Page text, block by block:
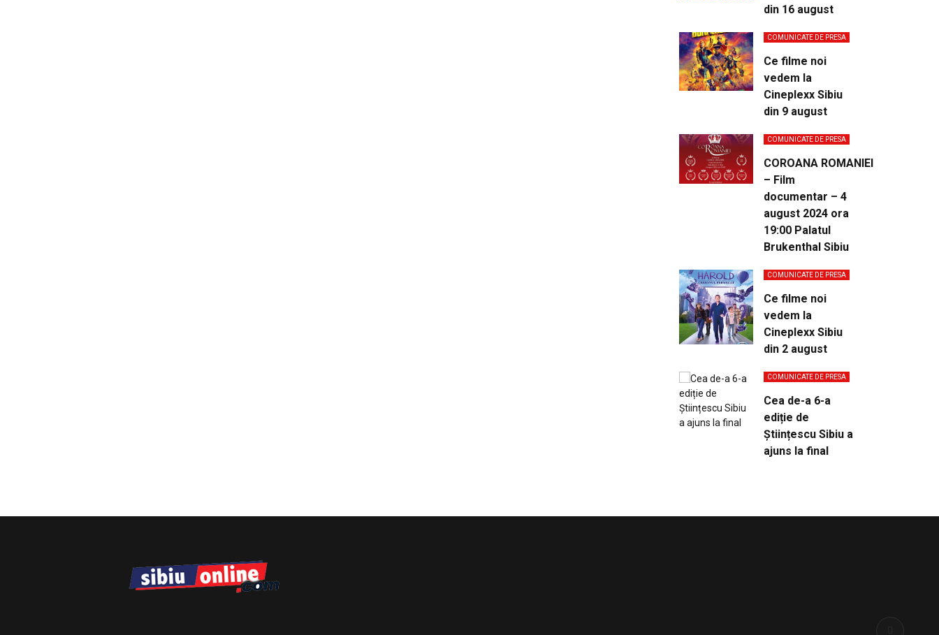
din 16 august
COMUNICATE DE PRESA
Ce filme noi
vedem la
Cineplexx Sibiu
din 9 august
COMUNICATE DE PRESA
COROANA ROMANIEI
– Film
documentar – 4
august 2024 ora
19:00 Palatul
Brukenthal Sibiu
COMUNICATE DE PRESA
Ce filme noi
vedem la
Cineplexx Sibiu
din 2 august
COMUNICATE DE PRESA
Cea de-a 6-a
ediție de
Științescu Sibiu a
ajuns la final